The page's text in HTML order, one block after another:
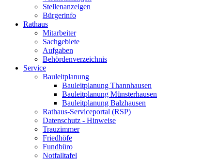
Stellenanzeigen
Bürgerinfo
Rathaus
Mitarbeiter
Sachgebiete
Aufgaben
Behördenverzeichnis
Service
Bauleitplanung
Bauleitplanung Thannhausen
Bauleitplanung Münsterhausen
Bauleitplanung Balzhausen
Rathaus-Serviceportal (RSP)
Datenschutz - Hinweise
Trauzimmer
Friedhöfe
Fundbüro
Notfalltafel